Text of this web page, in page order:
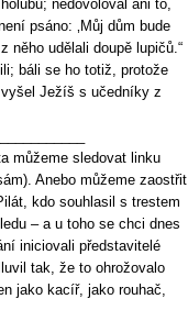
nedovoloval ani to,
psáno: ‚Můj dům bude
něho udělali doupě lupičů.“
báli se ho totiž, protože
Ježíš s učedníky z
můžeme sledovat linku
Anebo můžeme zaostřit
kdo souhlasil s trestem
– a u toho se chci dnes
iniciovali představitelé
tak, že to ohrožovalo
jako kacíř, jako rouhač,